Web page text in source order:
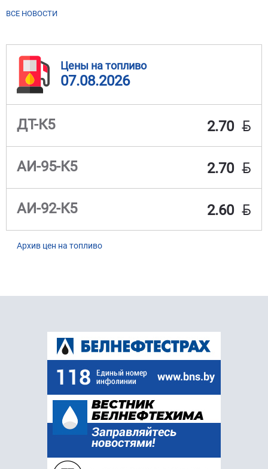
ВСЕ НОВОСТИ
Цены на топливо
07.08.2026
ДТ-К5 2.70 BYN
АИ-95-К5 2.70 BYN
АИ-92-К5 2.60 BYN
Архив цен на топливо